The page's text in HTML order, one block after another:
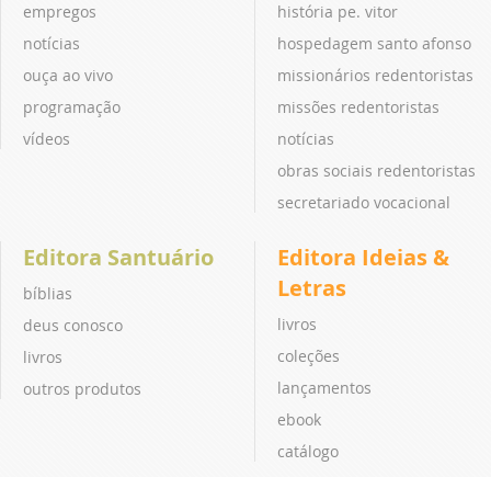
empregos
notícias
ouça ao vivo
programação
vídeos
história pe. vitor
hospedagem santo afonso
missionários redentoristas
missões redentoristas
notícias
obras sociais redentoristas
secretariado vocacional
Editora Santuário
bíblias
deus conosco
livros
outros produtos
Editora Ideias &
Letras
livros
coleções
lançamentos
ebook
catálogo